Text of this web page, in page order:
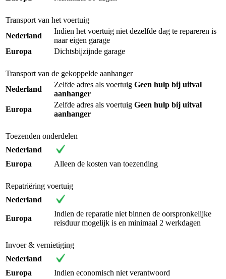
Transport van het voertuig
Nederland
Indien het voertuig niet dezelfde dag te repareren is
naar eigen garage
Europa
Dichtsbijzijnde garage
Transport van de gekoppelde aanhanger
Nederland
Zelfde adres als voertuig Geen hulp bij uitval
aanhanger
Europa
Zelfde adres als voertuig Geen hulp bij uitval
aanhanger
Toezenden onderdelen
Nederland
Europa
Alleen de kosten van toezending
Repatriëring voertuig
Nederland
Europa
Indien de reparatie niet binnen de oorspronkelijke
reisduur mogelijk is en minimaal 2 werkdagen
Invoer & vernietiging
Nederland
Europa
Indien economisch niet verantwoord